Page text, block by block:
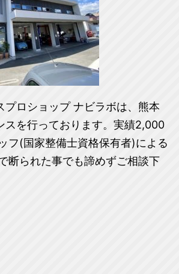
プロショップ ナビラボは、熊本
スを行っております。実績2,000
フ(国家整備士資格保有者)による
断られた事でも諦めずご相談下